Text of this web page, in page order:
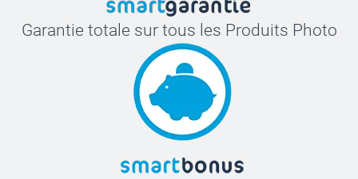
Garantie totale sur tous les Produits Photo